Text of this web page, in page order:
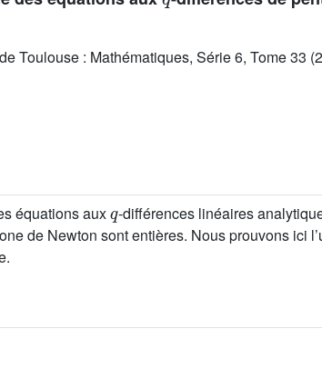
Toulouse : Mathématiques, Série 6, Tome 33
équations aux
q
-différences linéaires
de Newton sont entières. Nous prouvons ici